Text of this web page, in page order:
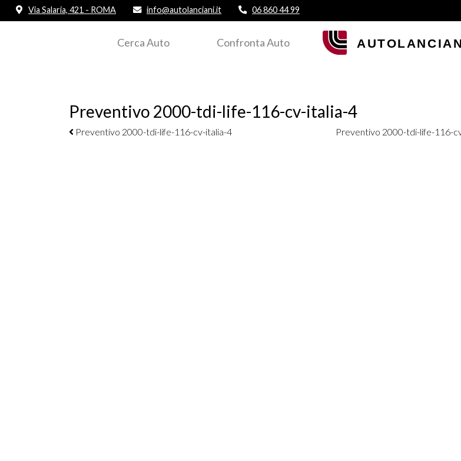
Via Salaria, 421 - ROMA info@autolanciani.it 06 860 44 99
Cerca Auto Confronta Auto
Preventivo 2000-tdi-life-116-cv-italia-4
Navigazione elementi
Preventivo 2000-tdi-life-116-cv-italia-4 Preventivo 2000-tdi-life-116-